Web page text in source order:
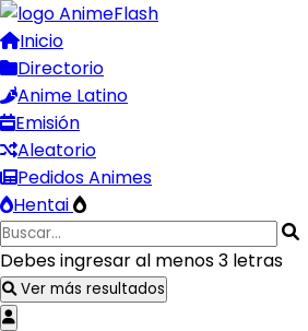
Inicio
Directorio
Anime Latino
Emisión
Aleatorio
Pedidos Animes
Hentai
Debes ingresar al menos 3 letras
Ver más resultados